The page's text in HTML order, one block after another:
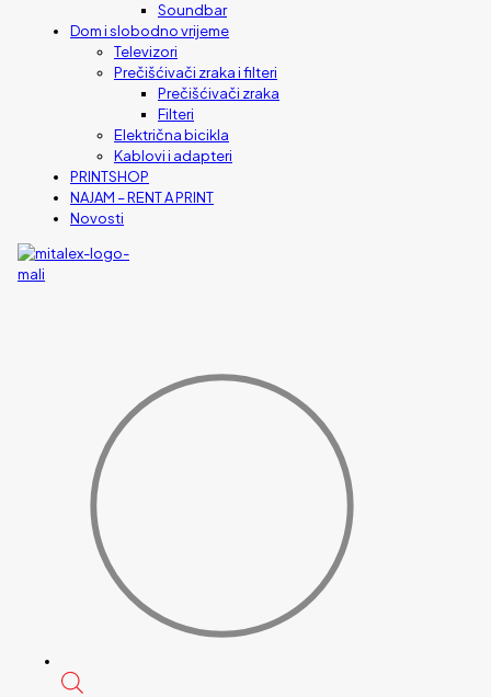
Soundbar
Dom i slobodno vrijeme
Televizori
Prečišćivači zraka i filteri
Prečišćivači zraka
Filteri
Električna bicikla
Kablovi i adapteri
PRINTSHOP
NAJAM – RENT A PRINT
Novosti